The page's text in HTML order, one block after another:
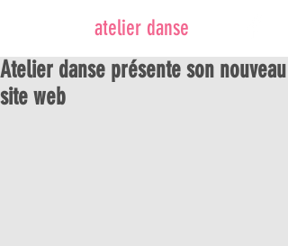
atelier danse
Atelier danse présente son nouveau
site web